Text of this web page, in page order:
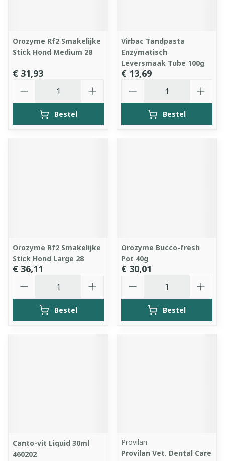
Orozyme Rf2 Smakelijke
Stick Hond Medium 28
€ 31,93
Bestel
Virbac Tandpasta
Enzymatisch
Leversmaak Tube 100g
€ 13,69
Bestel
Orozyme Rf2 Smakelijke
Stick Hond Large 28
€ 36,11
Bestel
Orozyme Bucco-fresh
Pot 40g
€ 30,01
Bestel
Canto-vit Liquid 30ml
460202
Provilan
Provilan Vet. Dental Care